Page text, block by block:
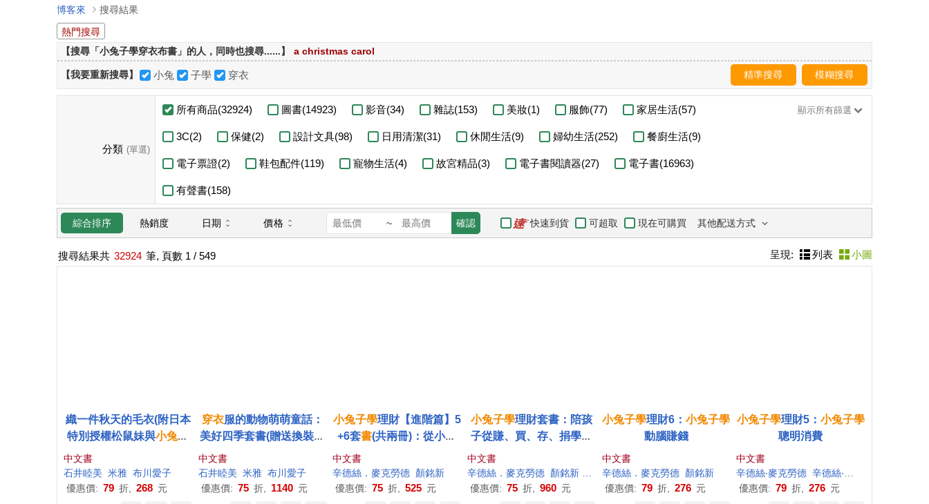
博客來
搜尋結果
熱門搜尋
【搜尋「小兔子學穿衣布書」的人，同時也搜尋......】
a christmas carol
【我要重新搜尋】 小兔 子學 穿衣 精準搜尋 模糊搜尋
分類 (單選)
所有商品(32924) 圖書(14923) 影音(34) 雜誌(153) 美妝(1) 服飾(77) 家居生活(57)
3C(2) 保健(2) 設計文具(98) 日用清潔(31) 休閒生活(9) 婦幼生活(252) 餐廚生活(9)
電子票證(2) 鞋包配件(119) 寵物生活(4) 故宮精品(3) 電子書閱讀器(27) 電子書(16963)
有聲書(158)
顯示所有篩選
綜合排序 熱銷度 日期 價格 ~ 確認 快速到貨 可超取 現在可購買 其他配送方式
搜尋結果共 32924 筆, 頁數 1 / 549 呈現: 列表 小圖
織一件秋天的毛衣(附日本
特別授權松鼠妹與小兔兔
著色畫+
籤)
中文書
石井睦美 米雅 布川愛子
優惠價: 79 折, 268 元
穿衣服的動物萌萌童話：
美好四季套書(贈送換裝紙
娃娃+首批限量贈
可愛插圖貼紙)
中文書
石井睦美 米雅 布川愛子
優惠價: 75 折, 1140 元
小兔子學理財【進階篇】5
+6套書(共兩冊)：從小練
習聰明消費、動腦賺錢，
創造物質生活踏實、內在
富足的未來(附親子共讀引
中文書
辛德絲．麥克勞德 顏銘新
優惠價: 75 折, 525 元
小兔子學理財套書：陪孩
子從賺、買、存、捐學人
生財富價值(共四冊)
中文書
辛德絲．麥克勞德 顏銘新
辛德絲．麥克勞德（Cinders McLeod）
優惠價: 75 折, 960 元
小兔子學理財6：小兔子學
動腦賺錢
中文書
辛德絲．麥克勞德 顏銘新
優惠價: 79 折, 276 元
小兔子學理財5： 小兔子學
聰明消費
中文書
辛德絲‧麥克勞德 辛德絲‧麥克勞德（Cinders McLeod）
優惠價: 79 折, 276 元